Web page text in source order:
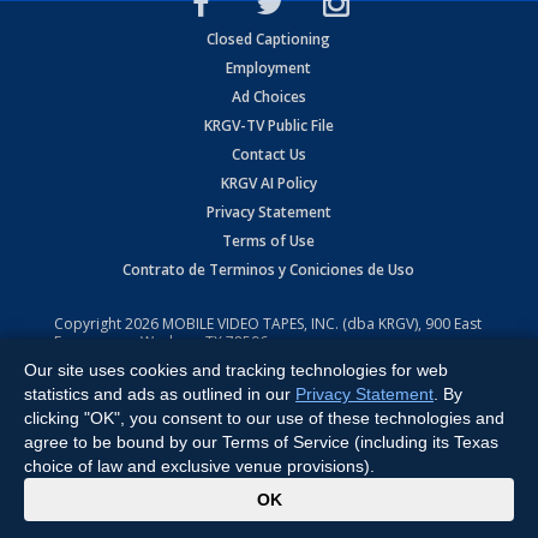
Closed Captioning
Employment
Ad Choices
KRGV-TV Public File
Contact Us
KRGV AI Policy
Privacy Statement
Terms of Use
Contrato de Terminos y Coniciones de Uso
Copyright2026 MOBILE VIDEO TAPES, INC. (dba KRGV), 900 East
Expressway, Weslaco, TX 78596.
All Rights Reserved. Powered by:Ruby Shore Software
Our site uses cookies and tracking technologies for web
statistics and ads as outlined in our Privacy Statement . By
clicking "OK", you consent to our use of these technologies and
agree to be bound by our Terms of Service (including its Texas
choice of law and exclusive venue provisions).
OK